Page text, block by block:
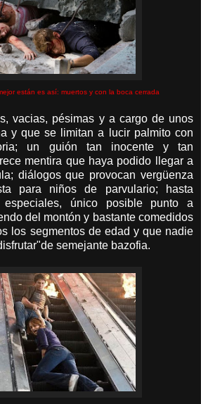
están es así: muertos y con la boca cerrada
vacias, pésimas y a cargo de unos
y que se limitan a lucir palmito con
un guión tan inocente y tan
mentira que haya podido llegar a
diálogos que provocan vergüenza
para niños de parvulario; hasta
único posible punto a
del montón y bastante comedidos
los segmentos de edad y que nadie
semejante bazofia.